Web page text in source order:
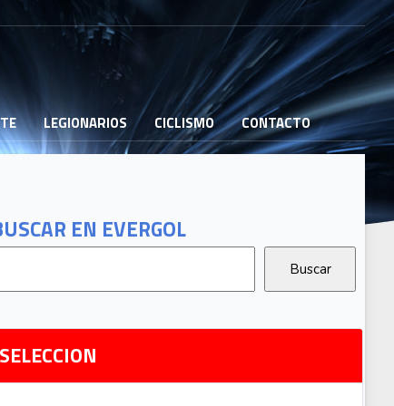
LEGIONARIOS CICLISMO CONTACTO
EN EVERGOL
SELECCION